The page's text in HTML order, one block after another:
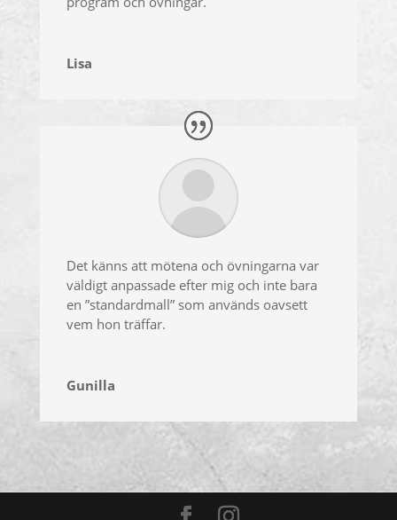
Lisa
Det känns att mötena och övningarna var
väldigt anpassade efter mig och inte bara
en ”standardmall” som används oavsett
vem hon träffar.
Gunilla